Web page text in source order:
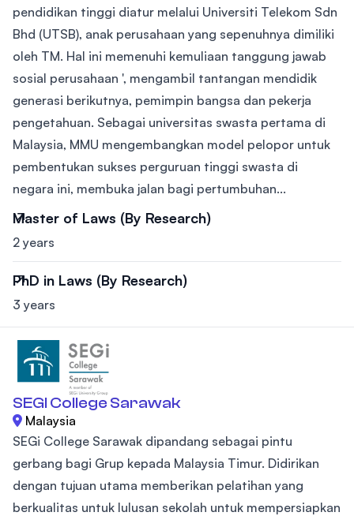
pendidikan tinggi diatur melalui Universiti Telekom Sdn
Bhd (UTSB), anak perusahaan yang sepenuhnya dimiliki
oleh TM. Hal ini memenuhi kemuliaan tanggung jawab
sosial perusahaan ', mengambil tantangan mendidik
generasi berikutnya, pemimpin bangsa dan pekerja
pengetahuan. Sebagai universitas swasta pertama di
Malaysia, MMU mengembangkan model pelopor untuk
pembentukan sukses perguruan tinggi swasta di
negara ini, membuka jalan bagi pertumbuhan...
Master of Laws (By Research)
2 years
PhD in Laws (By Research)
3 years
SEGI College Sarawak
Malaysia
SEGi College Sarawak dipandang sebagai pintu
gerbang bagi Grup kepada Malaysia Timur. Didirikan
dengan tujuan utama memberikan pelatihan yang
berkualitas untuk lulusan sekolah untuk mempersiapkan